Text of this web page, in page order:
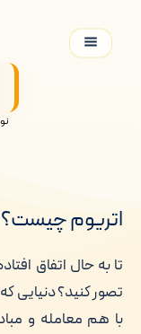
اتریوم چیست؟
تا به حال اتفاق
تصور کنید؟ دنیایی
با هم معامله و